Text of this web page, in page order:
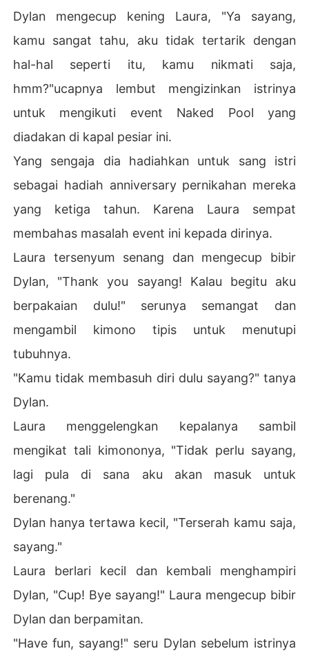
Dylan mengecup kening Laura, "Ya sayang,
kamu sangat tahu, aku tidak tertarik dengan
hal-hal seperti itu, kamu nikmati saja,
hmm?"ucapnya lembut mengizinkan istrinya
untuk mengikuti event Naked Pool yang
diadakan di kapal pesiar ini.
Yang sengaja dia hadiahkan untuk sang istri
sebagai hadiah anniversary pernikahan mereka
yang ketiga tahun. Karena Laura sempat
membahas masalah event ini kepada dirinya.
Laura tersenyum senang dan mengecup bibir
Dylan, "Thank you sayang! Kalau begitu aku
berpakaian dulu!" serunya semangat dan
mengambil kimono tipis untuk menutupi
tubuhnya.
"Kamu tidak membasuh diri dulu sayang?" tanya
Dylan.
Laura menggelengkan kepalanya sambil
mengikat tali kimononya, "Tidak perlu sayang,
lagi pula di sana aku akan masuk untuk
berenang."
Dylan hanya tertawa kecil, "Terserah kamu saja,
sayang."
Laura berlari kecil dan kembali menghampiri
Dylan, "Cup! Bye sayang!" Laura mengecup bibir
Dylan dan berpamitan.
"Have fun, sayang!" seru Dylan sebelum istrinya